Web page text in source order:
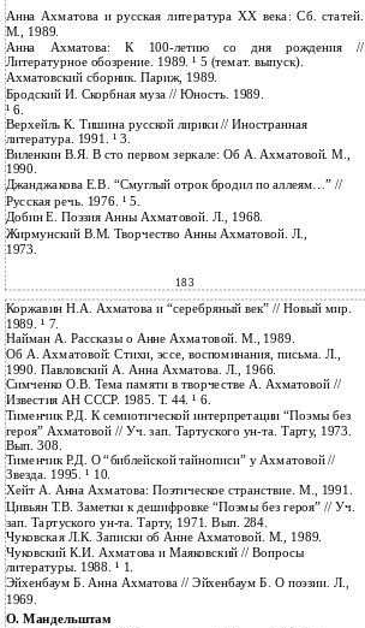
Анна Ахматова и русская литература XX века: Сб. статей.
М., 1989.
Анна Ахматова: К 100-летию со дня рождения //
Литературное обозрение. 1989. ¹ 5 (темат. выпуск).
Ахматовский сборник. Париж, 1989.
Бродский И. Скорбная муза // Юность. 1989.
¹ 6.
Верхейль К. Тишина русской лирики // Иностранная
литература. 1991. ¹ 3.
Виленкин В.Я. В сто первом зеркале: Об А. Ахматовой. М.,
1990.
Джанджакова Е.В. “Смуглый отрок бродил по аллеям…” //
Русская речь. 1976. ¹ 5.
Добин Е. Поэзия Анны Ахматовой. Л., 1968.
Жирмунский В.М. Творчество Анны Ахматовой. Л.,
1973.
183
Коржавин Н.А. Ахматова и “серебряный век” // Новый мир.
1989. ¹ 7.
Найман А. Рассказы о Анне Ахматовой. М., 1989.
Об А. Ахматовой: Стихи, эссе, воспоминания, письма. Л.,
1990. Павловский А. Анна Ахматова. Л., 1966.
Симченко О.В. Тема памяти в творчестве А. Ахматовой //
Известия АН СССР. 1985. Т. 44. ¹ 6.
Тименчик Р.Д. К семиотической интерпретации “Поэмы без
героя” Ахматовой // Уч. зап. Тартуского ун-та. Тарту, 1973.
Вып. 308.
Тименчик Р.Д. О “библейской тайнописи” у Ахматовой //
Звезда. 1995. ¹ 10.
Хейт А. Анна Ахматова: Поэтическое странствие. М., 1991.
Цивьян Т.В. Заметки к дешифровке “Поэмы без героя” // Уч.
зап. Тартуского ун-та. Тарту, 1971. Вып. 284.
Чуковская Л.К. Записки об Анне Ахматовой. М., 1989.
Чуковский К.И. Ахматова и Маяковский // Вопросы
литературы. 1988. ¹ 1.
Эйхенбаум Б. Анна Ахматова // Эйхенбаум Б. О поэзии. Л.,
1969.
О. Мандельштам